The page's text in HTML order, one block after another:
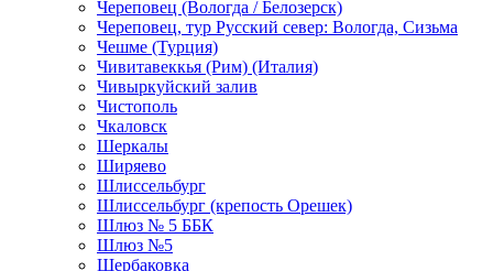
Череповец (Вологда / Белозерск)
Череповец, тур Русский север: Вологда, Сизьма
Чешме (Турция)
Чивитавеккья (Рим) (Италия)
Чивыркуйский залив
Чистополь
Чкаловск
Шеркалы
Ширяево
Шлиссельбург
Шлиссельбург (крепость Орешек)
Шлюз № 5 ББК
Шлюз №5
Щербаковка